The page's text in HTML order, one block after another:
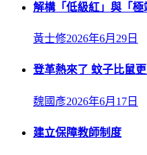
解構「低級紅」與「
黃士修2026年6月29日
登革熱來了 蚊子比鼠
魏國彥2026年6月17日
建立保障教師制度